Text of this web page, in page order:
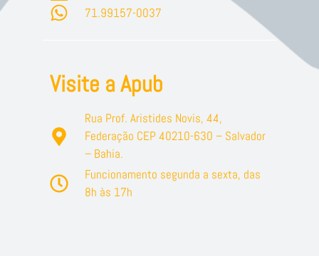
71.99157-0037
Visite a Apub
Rua Prof. Aristides Novis, 44,
Federação CEP 40210-630 – Salvador
– Bahia.
Funcionamento segunda a sexta, das
8h às 17h